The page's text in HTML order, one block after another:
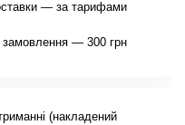
— за тарифами
замовлення — 300 грн
(накладений